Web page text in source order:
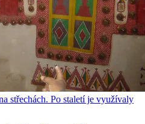
střechách. Po staletí je využívaly